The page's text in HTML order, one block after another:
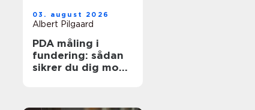
03. august 2026
Albert Pilgaard
PDA måling i
fundering: sådan
sikrer du dig mod